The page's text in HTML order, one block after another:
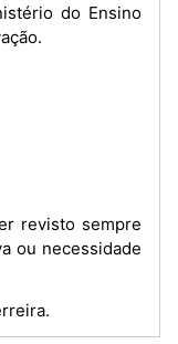
do Ensino
revisto sempre
ou necessidade